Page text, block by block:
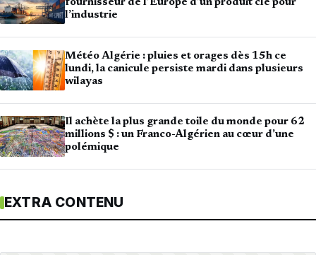
fournisseur de l’Europe d’un produit clé pour
l’industrie
Météo Algérie : pluies et orages dès 15h ce
lundi, la canicule persiste mardi dans plusieurs
wilayas
Il achète la plus grande toile du monde pour 62
millions $ : un Franco-Algérien au cœur d’une
polémique
EXTRA CONTENU